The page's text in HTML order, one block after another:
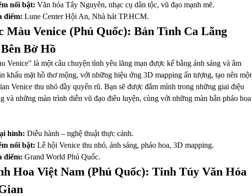
nổi bật: Văn hóa Tây Nguyên, nhạc cụ dân tộc, vũ đạo mạnh mẽ.
điểm: Lune Center Hội An, Nhà hát TP.HCM.
Màu Venice (Phú Quốc): Bản Tình Ca Lãng
Bờ Hồ
Venice" là một câu chuyện tình yêu lãng mạn được kể bằng ánh sáng và âm
khấu mặt hồ thơ mộng, với những hiệu ứng 3D mapping ấn tượng, tạo nên một
Venice thu nhỏ đầy quyến rũ. Bạn sẽ được đắm mình trong những giai điệu
và những màn trình diễn vũ đạo điêu luyện, cùng với những màn bắn pháo hoa
hình: Diễu hành – nghệ thuật thực cảnh.
nổi bật: Lễ hội Venice thu nhỏ, ánh sáng, pháo hoa, 3D mapping.
điểm: Grand World Phú Quốc.
Hoa Việt Nam (Phú Quốc): Tinh Túy Văn Hóa